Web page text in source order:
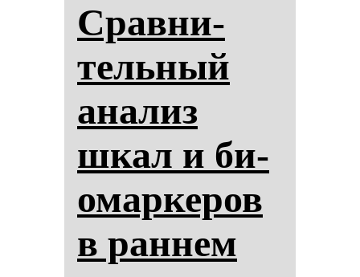
Срав­ни­
тель­ный
ана­лиз
шкал и би­
омар­ке­ров
в ран­нем